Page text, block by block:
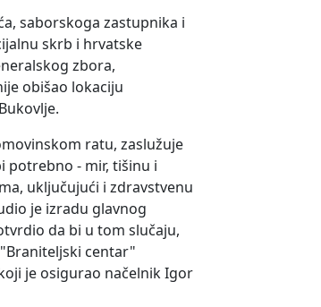
saborskoga zastupnika i
skrb i hrvatske
zbora,
obišao lokaciju
ratu, zaslužuje
potrebno - mir, tišinu i
uključujući i zdravstvenu
je izradu glavnog
da bi u tom slučaju,
centar"
je osigurao načelnik Igor